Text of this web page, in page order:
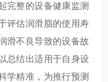
完整的设备健康监测
评估润滑脂的使用寿
滑不良导致的设备故
总结出适用于自身设
学精准，为推行预测